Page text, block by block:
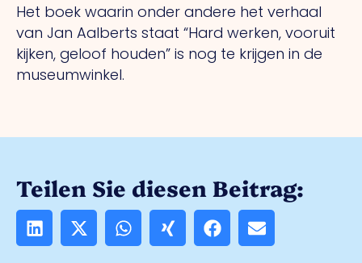
Het boek waarin onder andere het verhaal
van Jan Aalberts staat “Hard werken, vooruit
kijken, geloof houden” is nog te krijgen in de
museumwinkel.
Teilen Sie diesen Beitrag: